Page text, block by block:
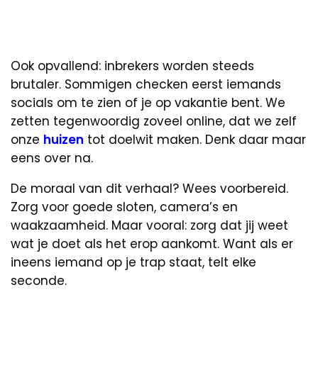
Ook opvallend: inbrekers worden steeds
brutaler. Sommigen checken eerst iemands
socials om te zien of je op vakantie bent. We
zetten tegenwoordig zoveel online, dat we zelf
onze huizen tot doelwit maken. Denk daar maar
eens over na.
De moraal van dit verhaal? Wees voorbereid.
Zorg voor goede sloten, camera’s en
waakzaamheid. Maar vooral: zorg dat jij weet
wat je doet als het erop aankomt. Want als er
ineens iemand op je trap staat, telt elke
seconde.